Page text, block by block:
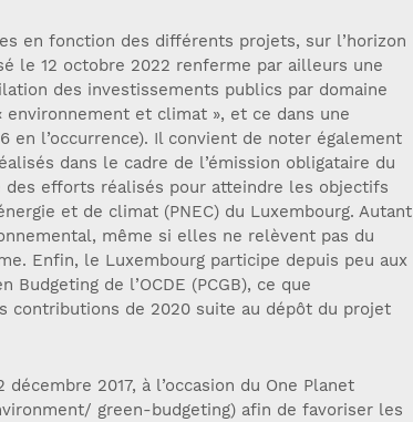
en fonction des différents projets, sur l’horizon
le 12 octobre 2022 renferme par ailleurs une
des investissements publics par domaine
et climat », et ce dans une
en l’occurrence). Il convient de noter également
dans le cadre de l’émission obligataire du
des efforts réalisés pour atteindre les objectifs
et de climat (PNEC) du Luxembourg. Autant
même si elles ne relèvent pas du
Enfin, le Luxembourg participe depuis peu aux
de l’OCDE (PCGB), ce que
contributions de 2020 suite au dépôt du projet
2017, à l’occasion du One Planet
green-budgeting) afin de favoriser les